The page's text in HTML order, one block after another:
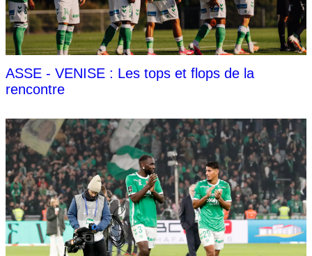
ASSE - VENISE : Les tops et flops de la
rencontre